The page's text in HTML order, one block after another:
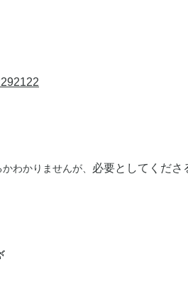
わかりませんが、 必要としてくださ